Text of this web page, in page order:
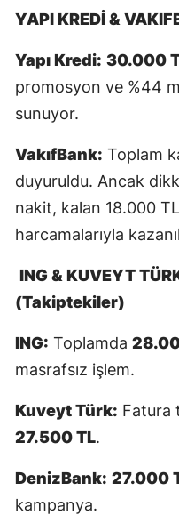
YAPI KREDİ &
Yapı Kredi: 30.000
promosyon ve %44
sunuyor.
VakıfBank: Toplam
duyuruldu. Ancak
nakit, kalan 18.000
harcamalarıyla
ING & KUVEYT
(Takiptekiler)
ING: Toplamda
masrafsız işlem.
Kuveyt Türk: Fatura
27.500 TL.
DenizBank: 27.000
kampanya.